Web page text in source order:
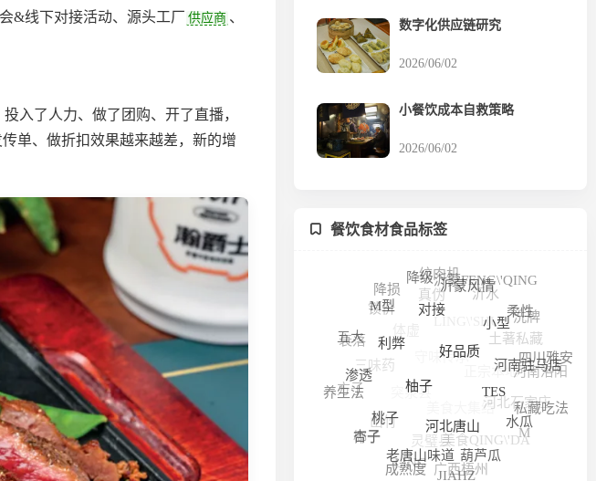
&线下对接活动、源头工厂 供应商 、
入了人力、做了团购、开了直播，
单、做折扣效果越来越差，新的增
数字化供应链研究
2026/06/02
小餐饮成本自救策略
2026/06/02
餐饮食材食品标签
降损
锁价
衰落
降级
绞肉机
真伪
体虚
三味药
方子
养生法
利弊
对接
沂蒙风情
沂蒙FENG\'QING
沂水
LING\'SHUI
突泉县
山竹
椰子
杏子
桃子
柚子
好品质
小型
柔性
洗牌
土著私藏
灵璧县
LING
成熟度
老唐山味道
河北唐山
TES
河南驻马店
四川雅安
河南洛阳
河北石家庄
美食QING\'DA
广西梧州
JIAHZ葫芦瓜
水瓜
私藏吃法
M